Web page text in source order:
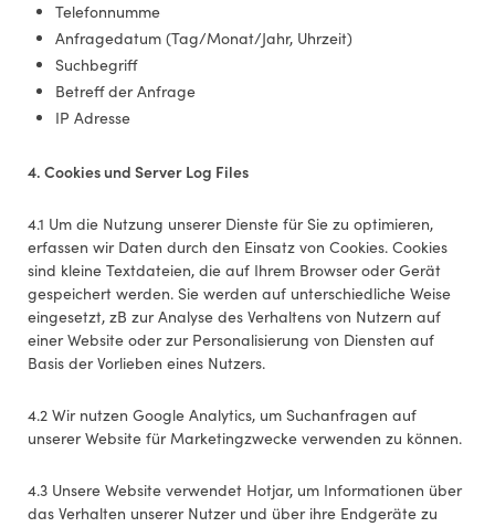
Telefonnumme
Anfragedatum (Tag/Monat/Jahr, Uhrzeit)
Suchbegriff
Betreff der Anfrage
IP Adresse
4. Cookies und Server Log Files
4.1 Um die Nutzung unserer Dienste für Sie zu optimieren,
erfassen wir Daten durch den Einsatz von Cookies. Cookies
sind kleine Textdateien, die auf Ihrem Browser oder Gerät
gespeichert werden. Sie werden auf unterschiedliche Weise
eingesetzt, zB zur Analyse des Verhaltens von Nutzern auf
einer Website oder zur Personalisierung von Diensten auf
Basis der Vorlieben eines Nutzers.
4.2 Wir nutzen Google Analytics, um Suchanfragen auf
unserer Website für Marketingzwecke verwenden zu können.
4.3 Unsere Website verwendet Hotjar, um Informationen über
das Verhalten unserer Nutzer und über ihre Endgeräte zu